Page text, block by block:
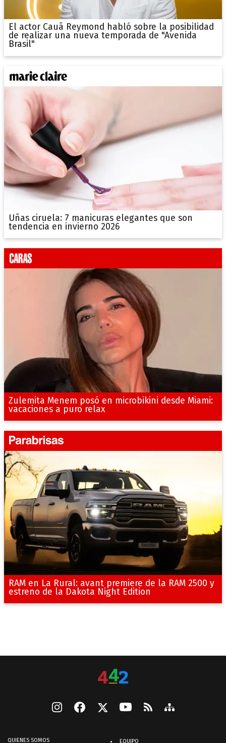
El actor Cauã Reymond habló sobre la posibilidad
de realizar una nueva temporada de "Avenida
Brasil"
Uñas ciruela: 7 manicuras elegantes que son
tendencia en invierno 2026
Zulemita Menem posó en microbikini desde Miami:
vacaciones a puro relax
RAM en La Rural: avant premiere de la RAM 2500 y
estreno de la Dakota Night Edition
QUIENES SOMOS EQUIPO